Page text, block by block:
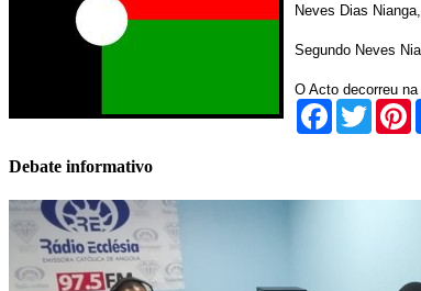
Neves Dias
Segundo Neves
O Acto decorreu
Facebook
Twitter
Debate informativo